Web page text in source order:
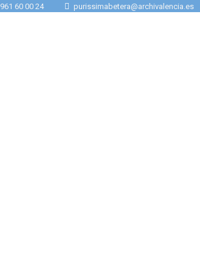
961 60 00 24 purissimabetera@archivalencia.es